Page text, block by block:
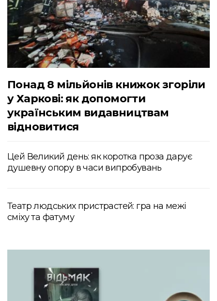
Понад 8 мільйонів книжок згоріли
у Харкові: як допомогти
українським видавництвам
відновитися
Цей Великий день: як коротка проза дарує
душевну опору в часи випробувань
Театр людських пристрастей: гра на межі
сміху та фатуму